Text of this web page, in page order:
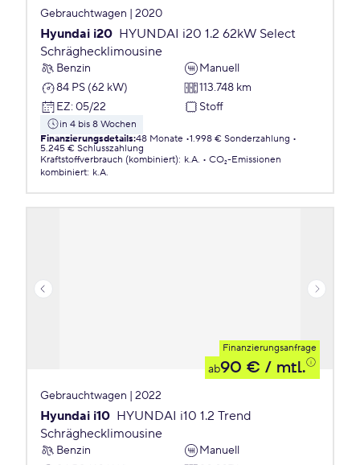
Gebrauchtwagen | 2020
Hyundai i20 HYUNDAI i20 1.2 62kW Select
Schräghecklimousine
Benzin
Manuell
84 PS (62 kW)
113.748 km
EZ: 05/22 Stoff
in 4 bis 8 Wochen
Finanzierungsdetails:48 Monate 1.998 € Sonderzahlung
5.245 € Schlusszahlung
Kraftstoffverbrauch (kombiniert): k.A.
CO₂-Emissionen
kombiniert: k.A.
Finanzierungsanfrage
ab90 € / mtl.
Gebrauchtwagen | 2022
Hyundai i10 HYUNDAI i10 1.2 Trend
Schräghecklimousine
Benzin
Manuell